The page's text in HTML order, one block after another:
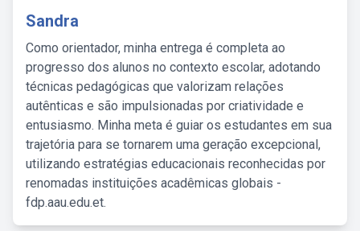
Sandra
Como orientador, minha entrega é completa ao
progresso dos alunos no contexto escolar, adotando
técnicas pedagógicas que valorizam relações
autênticas e são impulsionadas por criatividade e
entusiasmo. Minha meta é guiar os estudantes em sua
trajetória para se tornarem uma geração excepcional,
utilizando estratégias educacionais reconhecidas por
renomadas instituições acadêmicas globais -
fdp.aau.edu.et.